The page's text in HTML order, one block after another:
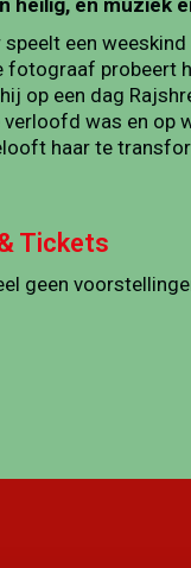
heilig, en muziek
speelt een
probeert
op een dag
was en op
haar te
Tickets
geen